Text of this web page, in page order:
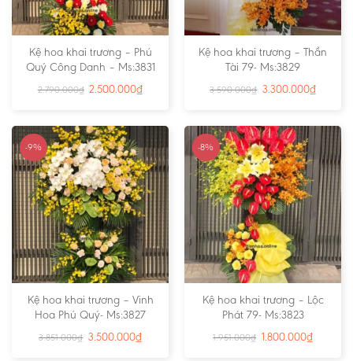
Kệ hoa khai trương – Phú
Quý Công Danh – Ms:3831
2.790.000₫ 2.500.000₫
Kệ hoa khai trương – Thần
Tài 79- Ms:3829
3.590.000₫ 3.300.000₫
-9%
Kệ hoa khai trương – Vinh
Hoa Phú Quý- Ms:3827
3.851.000₫ 3.500.000₫
-8%
Kệ hoa khai trương – Lộc
Phát 79- Ms:3823
1.951.000₫ 1.800.000₫